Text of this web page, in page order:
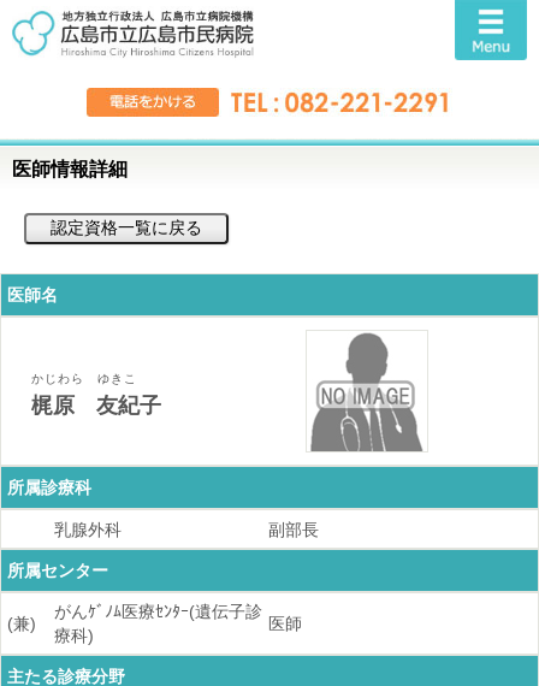
医師情報詳細
医師名
かじわら ゆきこ
梶原 友紀子
所属診療科
乳腺外科 副部長
所属センター
(兼)
がんｹﾞﾉﾑ医療ｾﾝﾀｰ(遺伝子診
療科)
医師
主たる診療分野